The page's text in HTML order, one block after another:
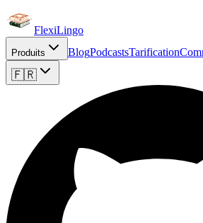
FlexiLingo
Produits BlogPodcastsTarification
🇫🇷